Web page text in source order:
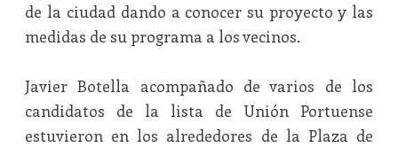
de la ciudad dando a conocer su proyecto y las
medidas de su programa a los vecinos.
Javier Botella acompañado de varios de los
candidatos de la lista de Unión Portuense
estuvieron en los alrededores de la Plaza de